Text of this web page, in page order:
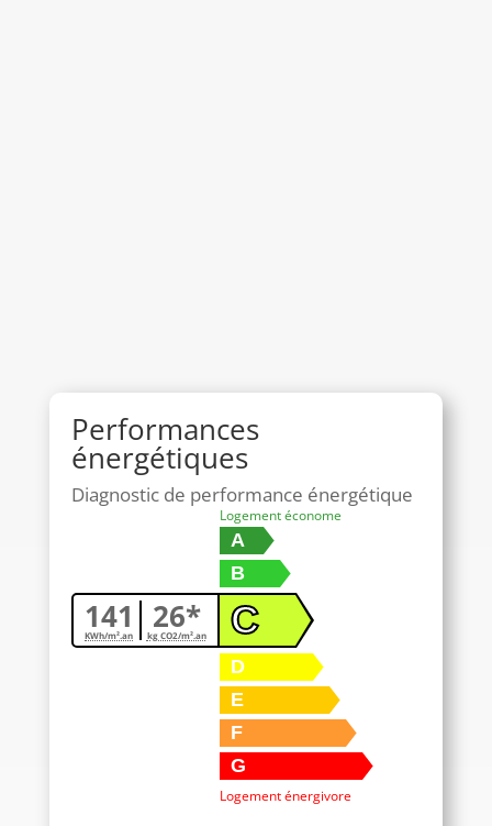
Performances
énergétiques
Diagnostic de performance énergétique
141
KWh/m².an 26*
kg CO2/m².an
Logement économe
A
B
C
D
E
F
G
Logement énergivore